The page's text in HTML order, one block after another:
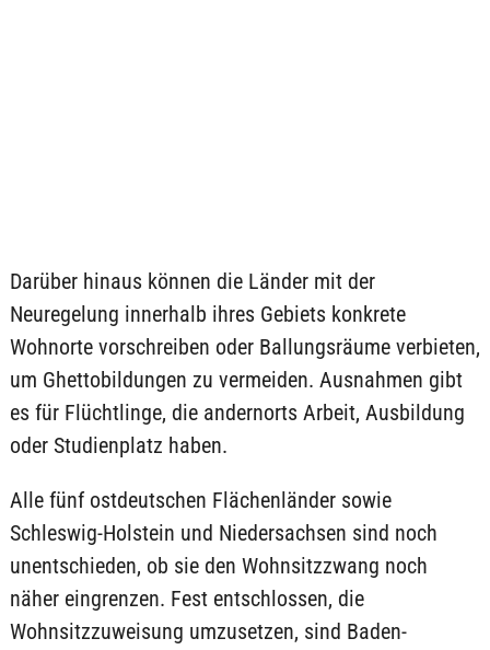
Darüber hinaus können die Länder mit der
Neuregelung innerhalb ihres Gebiets konkrete
Wohnorte vorschreiben oder Ballungsräume verbieten,
um Ghettobildungen zu vermeiden. Ausnahmen gibt
es für Flüchtlinge, die andernorts Arbeit, Ausbildung
oder Studienplatz haben.
Alle fünf ostdeutschen Flächenländer sowie
Schleswig-Holstein und Niedersachsen sind noch
unentschieden, ob sie den Wohnsitzzwang noch
näher eingrenzen. Fest entschlossen, die
Wohnsitzzuweisung umzusetzen, sind Baden-